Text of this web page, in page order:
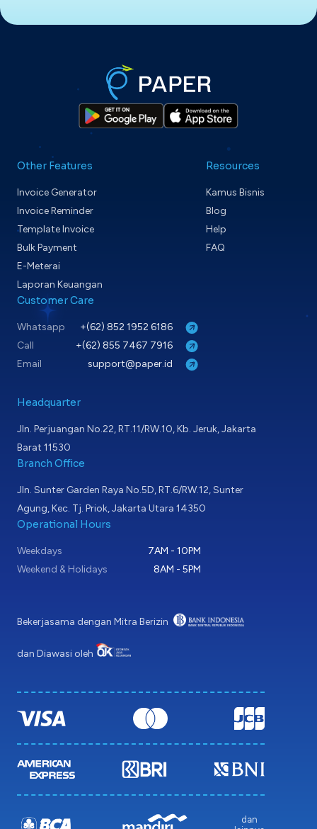
Other Features
Invoice Generator
Invoice Reminder
Template Invoice
Bulk Payment
E-Meterai
Laporan Keuangan
Resources
Kamus Bisnis
Blog
Help
FAQ
Customer Care
Whatsapp
+(62) 852 1952 6186
Call
+(62) 855 7467 7916
Email
support@paper.id
Headquarter
Jln. Perjuangan No.22, RT.11/RW.10, Kb. Jeruk, Jakarta
Barat 11530
Branch Office
Jln. Sunter Garden Raya No.5D, RT.6/RW.12, Sunter
Agung, Kec. Tj. Priok, Jakarta Utara 14350
Operational Hours
Weekdays
7AM - 10PM
Weekend & Holidays
8AM - 5PM
Bekerjasama dengan Mitra Berizin
dan Diawasi oleh
dan